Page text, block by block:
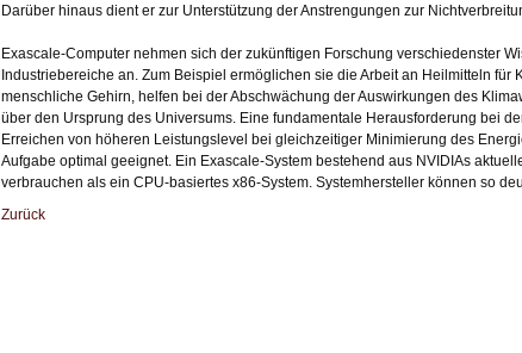
Darüber hinaus dient er zur Unterstützung der Anstrengungen zur
Exascale-Computer nehmen sich der zukünftigen Forschung verschiedenster
Industriebereiche an. Zum Beispiel ermöglichen sie die Arbeit an Heilmitteln für
menschliche Gehirn, helfen bei der Abschwächung der Auswirkungen des
über den Ursprung des Universums. Eine fundamentale Herausforderung bei
Erreichen von höheren Leistungslevel bei gleichzeitiger Minimierung des
Aufgabe optimal geeignet. Ein Exascale-System bestehend aus NVIDIAs
verbrauchen als ein CPU-basiertes x86-System. Systemhersteller können so
Zurück